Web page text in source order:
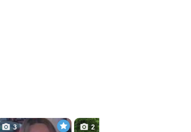
3 2